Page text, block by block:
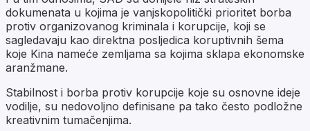
dokumenata u kojima je vanjskopolitički prioritet borba
protiv organizovanog kriminala i korupcije, koji se
sagledavaju kao direktna posljedica koruptivnih šema
koje Kina nameće zemljama sa kojima sklapa ekonomske
aranžmane.
Stabilnost i borba protiv korupcije koje su osnovne ideje
vodilje, su nedovoljno definisane pa tako često podložne
kreativnim tumačenjima.